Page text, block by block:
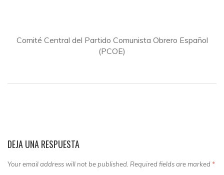
Comité Central del Partido Comunista Obrero Español
(PCOE)
DEJA UNA RESPUESTA
Your email address will not be published. Required fields are marked *